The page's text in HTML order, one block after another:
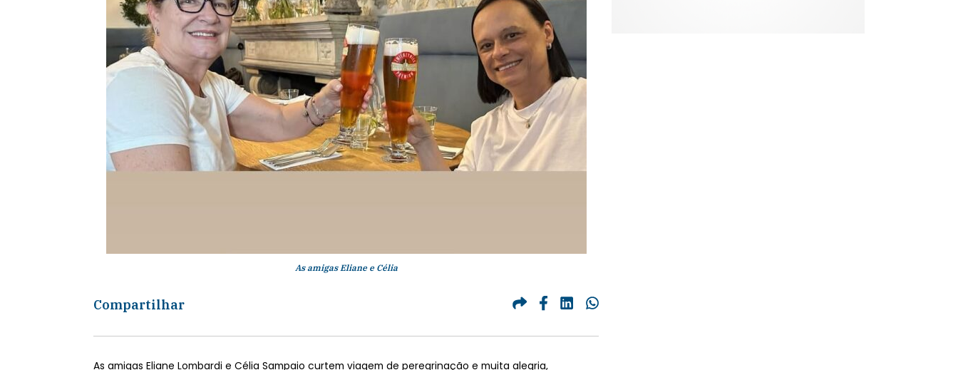
As amigas Eliane e Célia
Compartilhar
As amigas Eliane Lombardi e Célia Sampaio curtem viagem de peregrinação e muita alegria,